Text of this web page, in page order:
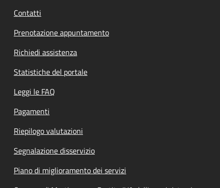
Contatti
Prenotazione appuntamento
Richiedi assistenza
Statistiche del portale
Leggi le FAQ
Pagamenti
Riepilogo valutazioni
Segnalazione disservizio
Piano di miglioramento dei servizi